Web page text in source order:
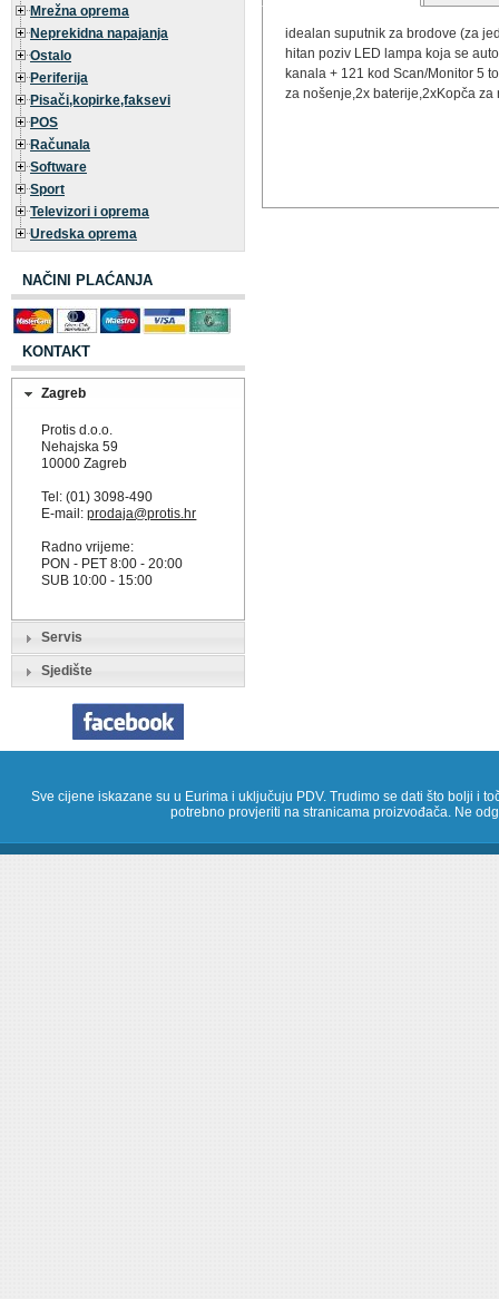
Mrežna oprema
Neprekidna napajanja
Ostalo
Periferija
Pisači,kopirke,faksevi
POS
Računala
Software
Sport
Televizori i oprema
Uredska oprema
NAČINI PLAĆANJA
KONTAKT
Zagreb
Protis d.o.o.
Nehajska 59
10000 Zagreb
Tel: (01) 3098-490
E-mail:prodaja@protis.hr
Radno vrijeme:
PON - PET 8:00 - 20:00
SUB 10:00 - 15:00
Servis
Sjedište
idealan suputnik za brodove (za
hitan poziv LED lampa koja se
kanala + 121 kod Scan/Monitor 5
za nošenje,2x baterije,2xKopča za
Sve cijene iskazane su u Eurima i uključuju PDV. Trudimo se dati što bolji i
potrebno provjeriti na stranicama proizvođača. Ne